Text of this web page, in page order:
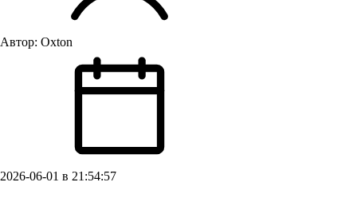
Автор: Oxton
2026-06-01 в 21:54:57